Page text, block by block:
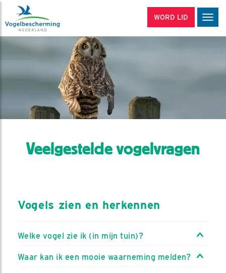
WORD LID
Veelgestelde vogelvragen
Vogels zien en herkennen
Welke vogel zie ik (in mijn tuin)?
Waar kan ik een mooie waarneming melden?